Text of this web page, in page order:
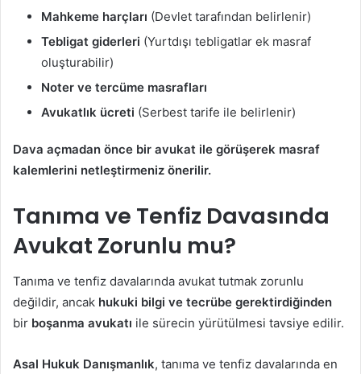
Mahkeme harçları (Devlet tarafından belirlenir)
Tebligat giderleri (Yurtdışı tebligatlar ek masraf
oluşturabilir)
Noter ve tercüme masrafları
Avukatlık ücreti (Serbest tarife ile belirlenir)
Dava açmadan önce bir avukat ile görüşerek masraf
kalemlerini netleştirmeniz önerilir.
Tanıma ve Tenfiz Davasında
Avukat Zorunlu mu?
Tanıma ve tenfiz davalarında avukat tutmak zorunlu
değildir, ancak hukuki bilgi ve tecrübe gerektirdiğinden
bir boşanma avukatı ile sürecin yürütülmesi tavsiye edilir.
Asal Hukuk Danışmanlık, tanıma ve tenfiz davalarında en